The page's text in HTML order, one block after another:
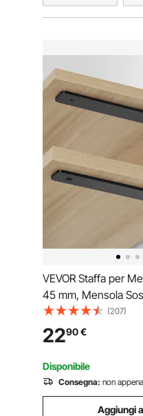
VEVOR Staffa per
45 mm, Mensola
Pesanti, Staffa per
Spessa 5 mm, Staffe
con Capacità di
6 Pezzi
(207)
2290€
Disponibile
Consegna: non
Aggiungi